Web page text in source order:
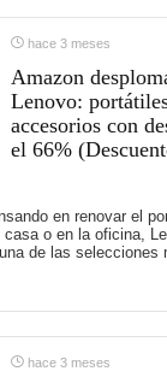
hace 3 meses
Amazon
Lenovo:
accesorios con
el 66%
en renovar el
o en la oficina,
de las selecciones
hace 3 meses